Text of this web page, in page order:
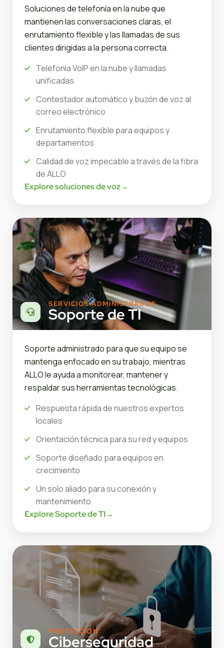
Soluciones de telefonía en la nube que
mantienen las conversaciones claras, el
enrutamiento flexible y las llamadas de sus
clientes dirigidas a la persona correcta.
Telefonía VoIP en la nube y llamadas
unificadas
Contestador automático y buzón de voz al
correo electrónico
Enrutamiento flexible para equipos y
departamentos
Calidad de voz impecable a través de la fibra
de ALLO
Explore soluciones de voz→
SERVICIOS ADMINISTRADOS
Soporte de TI
Soporte administrado para que su equipo se
mantenga enfocado en su trabajo, mientras
ALLO le ayuda a monitorear, mantener y
respaldar sus herramientas tecnológicas.
Respuesta rápida de nuestros expertos
locales
Orientación técnica para su red y equipos
Soporte diseñado para equipos en
crecimiento
Un solo aliado para su conexión y
mantenimiento
Explore Soporte de TI→
PROTECCIÓN
Ciberseguridad